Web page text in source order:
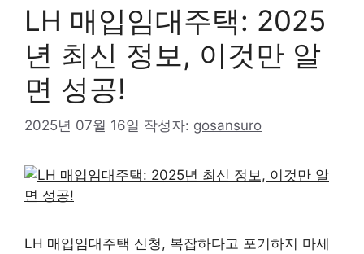
LH 매입임대주택: 2025
년 최신 정보, 이것만 알
면 성공!
2025년 07월 16일 작성자: gosansuro
LH 매입임대주택 신청, 복잡하다고 포기하지 마세